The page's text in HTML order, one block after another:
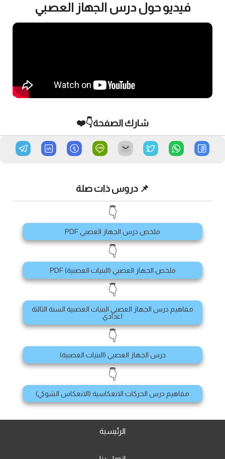
فيديو حول درس الجهاز العصبي
شارك الصفحة👇❤️
📌 دروس ذات صلة
👇
ملخص درس الجهاز العصبي PDF
👇
ملخص الجهاز العصبي (البنيات العصبية) PDF
👇
مفاهيم درس الجهاز العصبي البنيات العصبية السنة الثالثة
اعدادي
👇
درس الجهاز العصبي (البنيات العصبية)
👇
مفاهيم درس الحركات الانعكاسية (الانعكاس الشوكي)
الرئيسية